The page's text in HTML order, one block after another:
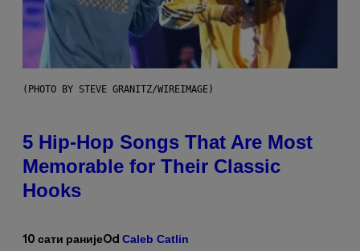
(PHOTO BY STEVE GRANITZ/WIREIMAGE)
5 Hip-Hop Songs That Are Most
Memorable for Their Classic
Hooks
10 сати ранијеOd Caleb Catlin